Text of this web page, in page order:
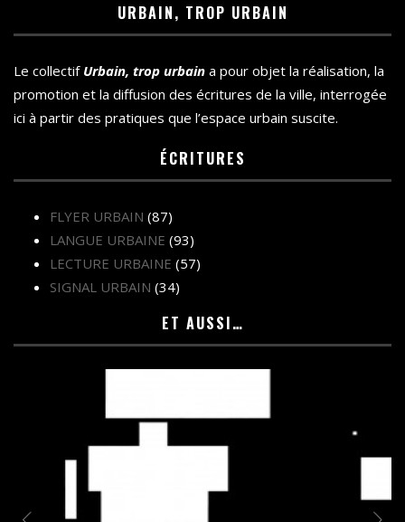
URBAIN, TROP URBAIN
Le collectif Urbain, trop urbain a pour objet la réalisation, la
promotion et la diffusion des écritures de la ville, interrogée
ici à partir des pratiques que l’espace urbain suscite.
ÉCRITURES
FLYER URBAIN (87)
LANGUE URBAINE (93)
LECTURE URBAINE (57)
SIGNAL URBAIN (34)
ET AUSSI…